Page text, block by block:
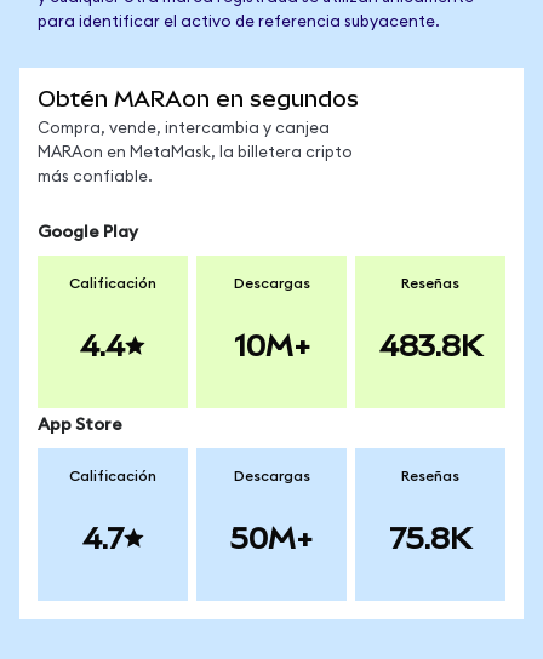
para identificar el activo de referencia subyacente.
Obtén MARAon en segundos
Compra, vende, intercambia y canjea
MARAon en MetaMask, la billetera cripto
más confiable.
Google Play
Calificación
4.4
Descargas
10M+
Reseñas
483.8K
App Store
Calificación
4.7
Descargas
50M+
Reseñas
75.8K